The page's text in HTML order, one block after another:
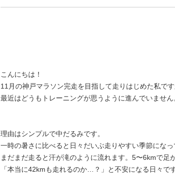
こんにちは！
11月の神戸マラソン完走を目指して走りはじめた私です
最近はどうもトレーニングが思うように進んでいません
理由はシンプルで中だるみです。
一時の暑さに比べると日々だいぶ走りやすい季節になっ
まだまだ走ると汗が滝のように流れます。5〜6kmで足
「本当に42kmも走れるのか…？」と不安になる日々です